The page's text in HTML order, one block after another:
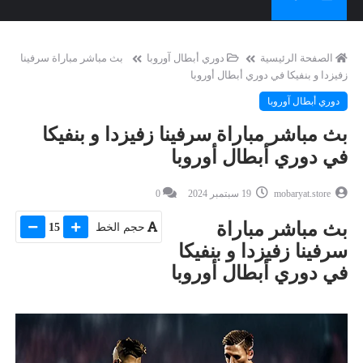
الصفحة الرئيسية دوري أبطال آوروبا
بث مباشر مباراة سرفينا
زفيزدا و بنفيكا في دوري أبطال أوروبا
دوري أبطال آوروبا
بث مباشر مباراة سرفينا زفيزدا و بنفيكا
في دوري أبطال أوروبا
mobaryat.store
0
حجم الخط 15
بث مباشر مباراة
سرفينا زفيزدا و بنفيكا
في دوري أبطال أوروبا